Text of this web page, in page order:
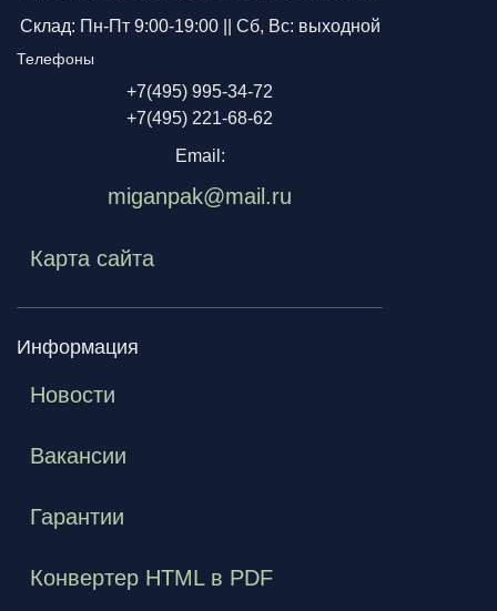
Склад: Пн-Пт 9:00-19:00 || Сб, Вс: выходной
Телефоны
+7(495) 995-34-72
+7(495) 221-68-62
Email:
miganpak@mail.ru
Карта сайта
Информация
Новости
Вакансии
Гарантии
Конвертер HTML в PDF